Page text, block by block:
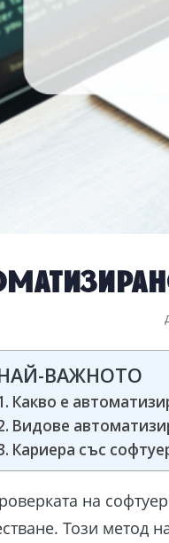
ВАЖНОТО
Какво е
Видове
Кариера със
на
Този метод